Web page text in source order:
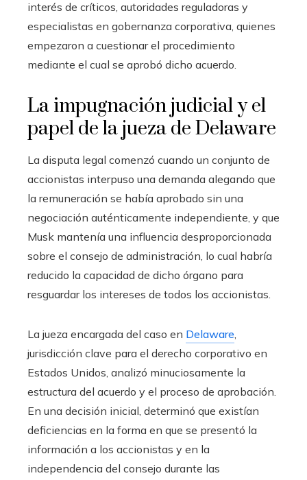
interés de críticos, autoridades reguladoras y
especialistas en gobernanza corporativa, quienes
empezaron a cuestionar el procedimiento
mediante el cual se aprobó dicho acuerdo.
La impugnación judicial y el
papel de la jueza de Delaware
La disputa legal comenzó cuando un conjunto de
accionistas interpuso una demanda alegando que
la remuneración se había aprobado sin una
negociación auténticamente independiente, y que
Musk mantenía una influencia desproporcionada
sobre el consejo de administración, lo cual habría
reducido la capacidad de dicho órgano para
resguardar los intereses de todos los accionistas.
La jueza encargada del caso en Delaware,
jurisdicción clave para el derecho corporativo en
Estados Unidos, analizó minuciosamente la
estructura del acuerdo y el proceso de aprobación.
En una decisión inicial, determinó que existían
deficiencias en la forma en que se presentó la
información a los accionistas y en la
independencia del consejo durante las